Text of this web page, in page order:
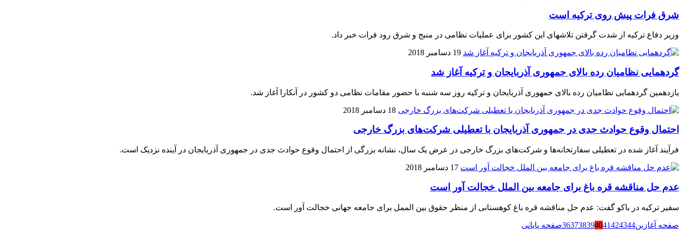
شرق فرات پیش روی ترکیه است
وزیر دفاع ترکیه از شدت گرفتن تلاش‎های این کشور برای عملیات نظامی در منبج و شرق رود فرات خبر داد.
19 دسامبر 2018
گردهمایی نظامیان رده بالای جمهوری آذربایجان و ترکیه آغاز شد
یازدهمین گردهمایی نظامیان رده بالای جمهوری آذربایجان و ترکیه روز سه شنبه با حضور مقامات نظامی دو کشور در آنکارا آغاز شد.
18 دسامبر 2018
احتمال وقوع حوادث جدی در جمهوری آذربایجان با تعطیلی شرکت‌های بزرگ خارجی
فرآیند آغاز شده در تعطیلی سفارتخانه‌ها و شرکت‌های بزرگ خارجی در عرض یک سال، نشانه بزرگی از احتمال وقوع حوادث جدی در جمهوری آذربایجان در آینده نزدیک است.
17 دسامبر 2018
عدم حل مناقشه قره باغ برای جامعه بین الملل خجالت آور است
سفیر ترکیه در باکو گفت: عدم حل مناقشه قره باغ کوهستانی از منظر حقوق بین الممل برای جامعه جهانی خجالت آور است.
صفحه آغازین 363738394041424344 صفحه پایانی